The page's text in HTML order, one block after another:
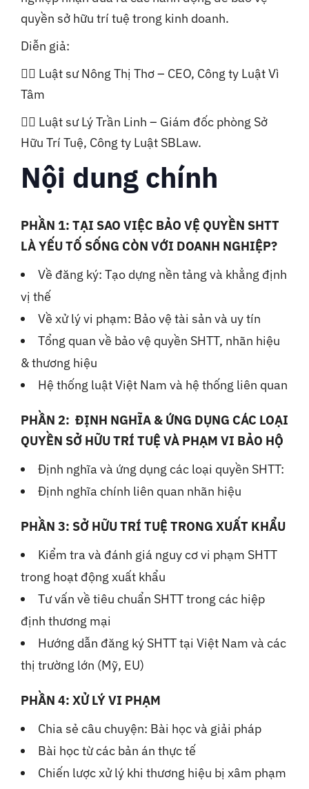
quyền sở hữu trí tuệ trong kinh doanh.
Diễn giả:
👩‍⚖️ Luật sư Nông Thị Thơ – CEO, Công ty Luật Vì
Tâm
👨‍⚖️ Luật sư Lý Trần Linh – Giám đốc phòng Sở
Hữu Trí Tuệ, Công ty Luật SBLaw.
Nội dung chính
PHẦN 1: TẠI SAO VIỆC BẢO VỆ QUYỀN SHTT
LÀ YẾU TỐ SỐNG CÒN VỚI DOANH NGHIỆP?
Về đăng ký: Tạo dựng nền tảng và khẳng định
vị thế
Về xử lý vi phạm: Bảo vệ tài sản và uy tín
Tổng quan về bảo vệ quyền SHTT, nhãn hiệu
& thương hiệu
Hệ thống luật Việt Nam và hệ thống liên quan
PHẦN 2: ĐỊNH NGHĨA & ỨNG DỤNG CÁC LOẠI
QUYỀN SỞ HỮU TRÍ TUỆ VÀ PHẠM VI BẢO HỘ
Định nghĩa và ứng dụng các loại quyền SHTT:
Định nghĩa chính liên quan nhãn hiệu
PHẦN 3: SỞ HỮU TRÍ TUỆ TRONG XUẤT KHẨU
Kiểm tra và đánh giá nguy cơ vi phạm SHTT
trong hoạt động xuất khẩu
Tư vấn về tiêu chuẩn SHTT trong các hiệp
định thương mại
Hướng dẫn đăng ký SHTT tại Việt Nam và các
thị trường lớn (Mỹ, EU)
PHẦN 4: XỬ LÝ VI PHẠM
Chia sẻ câu chuyện: Bài học và giải pháp
Bài học từ các bản án thực tế
Chiến lược xử lý khi thương hiệu bị xâm phạm